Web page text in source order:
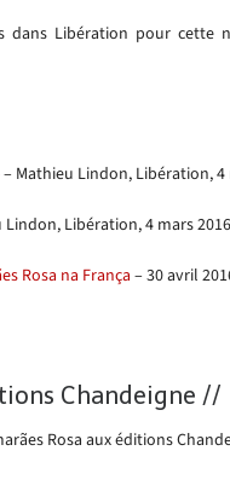
dans Libération pour
– Mathieu Lindon, Libération, 4
Lindon, Libération, 4 mars 2016
Rosa na França – 30 avril
Chandeigne //
Rosa aux éditions